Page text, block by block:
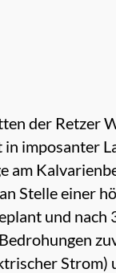
der Retzer
imposanter
am
Stelle einer
und
Strom)